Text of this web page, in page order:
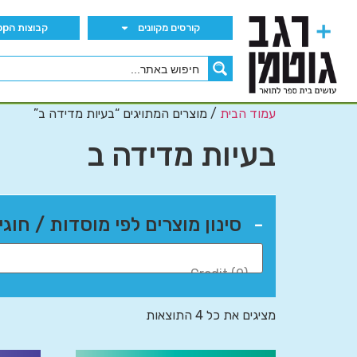
קורסים מקוונים קבוצות הWhatsApp
עמוד הבית / מוצרים המתויגים “בעיות מדידה ב”
בעיות מדידה ב
סינון מוצרים לפי מוסדות / -
מציגים את כל ⁦4⁩ התוצאות